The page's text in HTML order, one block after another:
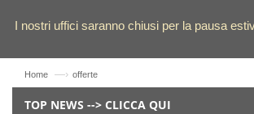
I nostri uffici saranno chiusi per la pausa
Home —› offerte
TOP NEWS --> CLICCA QUI